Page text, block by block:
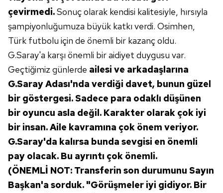
çevirmedi.Sonuç olarak kendisi kalitesiyle, hırsıyla
şampiyonluğumuza büyük katkı verdi. Osimhen,
Türk futbolu için de önemli bir kazanç oldu.
G.Saray'a karşı önemli bir aidiyet duygusu var.
Geçtiğimiz günlerde ailesi ve arkadaşlarına
G.Saray Adası'nda verdiği davet, bunun güzel
bir göstergesi. Sadece para odaklı düşünen
bir oyuncu asla değil. Karakter olarak çok iyi
bir insan. Aile kavramına çok önem veriyor.
G.Saray'da kalırsa bunda sevgisi en önemli
pay olacak. Bu ayrıntı çok önemli.
(ÖNEMLİ NOT: Transferin son durumunu Sayın
Başkan'a sorduk. "Görüşmeler iyi gidiyor. Bir